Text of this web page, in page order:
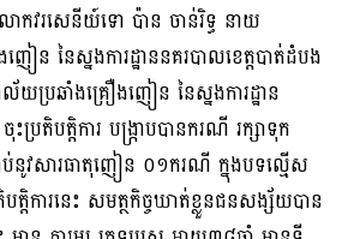
លោកវរសេនីយ៍ទោ ប៉ាន ចាន់រិទ្ធ នាយ
ន នៃស្នងការដ្ឋាននគរបាលខេត្តបាត់ដំបង
យប្រឆាំងគ្រឿងញៀន នៃស្នងការដ្ឋាន
ប្រតិបត្តិការ បង្ក្រាបបានករណី រក្សាទុក
វសារធាតុញៀន ០១ករណី ក្នុងបទល្មើស
បត្តិការនេះ សមត្ថកិច្ចឃាត់ខ្លួនជនសង្ស័យបាន